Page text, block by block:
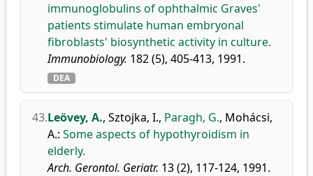
immunoglobulins of ophthalmic Graves'
patients stimulate human embryonal
fibroblasts' biosynthetic activity in culture.
Immunobiology. 182 (5), 405-413, 1991.
DEA
43.Leövey, A., Sztojka, I., Paragh, G., Mohácsi,
A.: Some aspects of hypothyroidism in
elderly.
Arch. Gerontol. Geriatr. 13 (2), 117-124, 1991.